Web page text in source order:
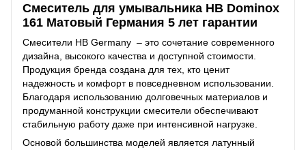
Смеситель для умывальника HB Dominox
161 Матовый Германия 5 лет гарантии
Смесители HB Germany – это сочетание современного
дизайна, высокого качества и доступной стоимости.
Продукция бренда создана для тех, кто ценит
надежность и комфорт в повседневном использовании.
Благодаря использованию долговечных материалов и
продуманной конструкции смесители обеспечивают
стабильную работу даже при интенсивной нагрузке.
Основой большинства моделей является латунный